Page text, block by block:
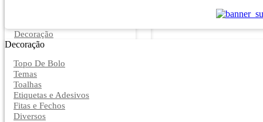
Decoração
Decoração
Topo De Bolo
Temas
Toalhas
Etiquetas e Adesivos
Fitas e Fechos
Diversos